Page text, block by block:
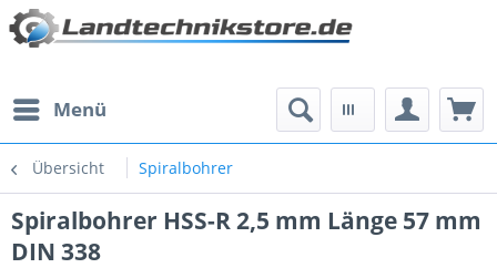
Menü
Übersicht Spiralbohrer
Spiralbohrer HSS-R 2,5 mm Länge 57 mm
DIN 338